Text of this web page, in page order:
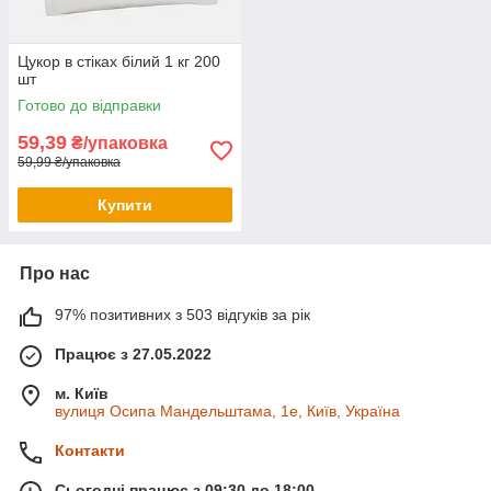
Цукор в стіках білий 1 кг 200
шт
Готово до відправки
59,39 ₴/упаковка
59,99 ₴/упаковка
Купити
Про нас
97% позитивних з 503 відгуків за рік
Працює з 27.05.2022
м. Київ
вулиця Осипа Мандельштама, 1е, Київ, Україна
Контакти